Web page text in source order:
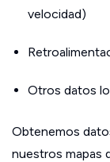
velocidad)
Otros datos
Obtenemos
nuestros mapas